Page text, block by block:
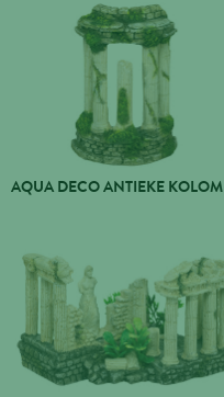
AQUA DECO ANTIEKE KOLOM